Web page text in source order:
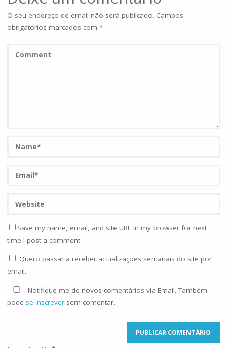
O seu endereço de email não será publicado. Campos
obrigatórios marcados com *
Save my name, email, and site URL in my browser for next
time I post a comment.
Quero passar a receber actualizações semanais do site por
email.
Notifique-me de novos comentários via Email. Também
pode se inscreversem comentar.